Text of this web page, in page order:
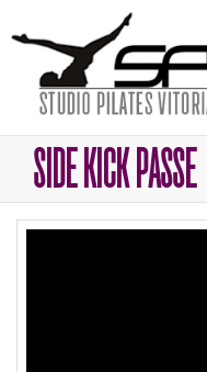
SIDE KICK PASSE